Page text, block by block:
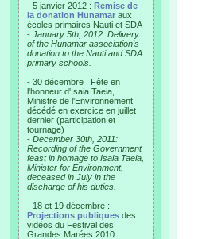
- 5 janvier 2012 : Remise de
la donation Hunamar aux
écoles primaires Nauti et SDA
- January 5th, 2012: Delivery
of the Hunamar association's
donation to the Nauti and SDA
primary schools.
- 30 décembre : Fête en
l'honneur d'Isaia Taeia,
Ministre de l'Environnement
décédé en exercice en juillet
dernier (participation et
tournage)
- December 30th, 2011:
Recording of the Government
feast in homage to Isaia Taeia,
Minister for Environment,
deceased in July in the
discharge of his duties.
- 18 et 19 décembre :
Projections publiques des
vidéos du Festival des
Grandes Marées 2010